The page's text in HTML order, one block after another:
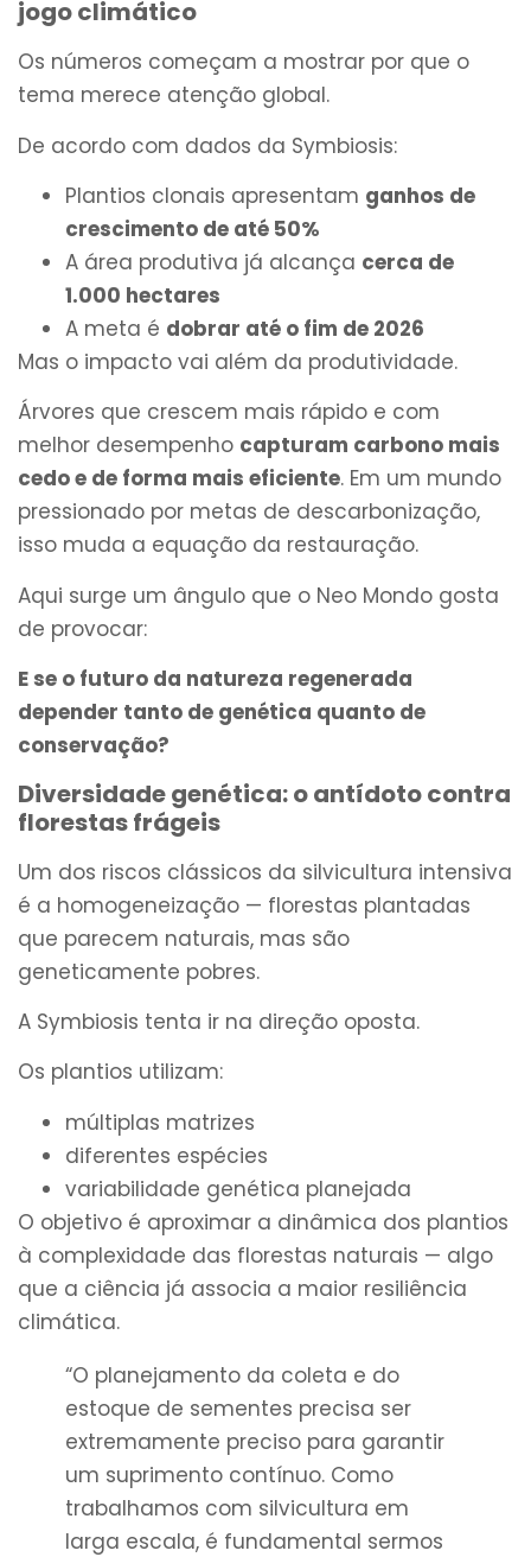
jogo climático
Os números começam a mostrar por que o
tema merece atenção global.
De acordo com dados da Symbiosis:
Plantios clonais apresentam ganhos de
crescimento de até 50%
A área produtiva já alcança cerca de
1.000 hectares
A meta é dobrar até o fim de 2026
Mas o impacto vai além da produtividade.
Árvores que crescem mais rápido e com
melhor desempenho capturam carbono mais
cedo e de forma mais eficiente. Em um mundo
pressionado por metas de descarbonização,
isso muda a equação da restauração.
Aqui surge um ângulo que o Neo Mondo gosta
de provocar:
E se o futuro da natureza regenerada
depender tanto de genética quanto de
conservação?
Diversidade genética: o antídoto contra
florestas frágeis
Um dos riscos clássicos da silvicultura intensiva
é a homogeneização — florestas plantadas
que parecem naturais, mas são
geneticamente pobres.
A Symbiosis tenta ir na direção oposta.
Os plantios utilizam:
múltiplas matrizes
diferentes espécies
variabilidade genética planejada
O objetivo é aproximar a dinâmica dos plantios
à complexidade das florestas naturais — algo
que a ciência já associa a maior resiliência
climática.
“O planejamento da coleta e do
estoque de sementes precisa ser
extremamente preciso para garantir
um suprimento contínuo. Como
trabalhamos com silvicultura em
larga escala, é fundamental sermos